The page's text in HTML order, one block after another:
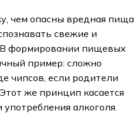
чем опасны вредная пища
свежие и
формировании пищевых
пример: сложно
чипсов, если родители
же принцип касается
алкоголя.